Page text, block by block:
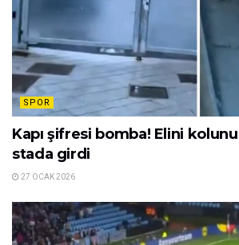
SPOR
Kapı şifresi bomba! Elini
stada girdi
27 OCAK 2026